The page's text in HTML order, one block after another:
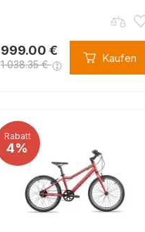
999.00 €
1 038.35 € Kaufen
Rabatt
4%